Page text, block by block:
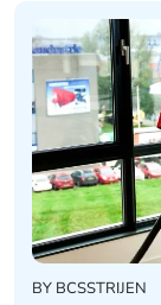
BY BCSSTRIJEN